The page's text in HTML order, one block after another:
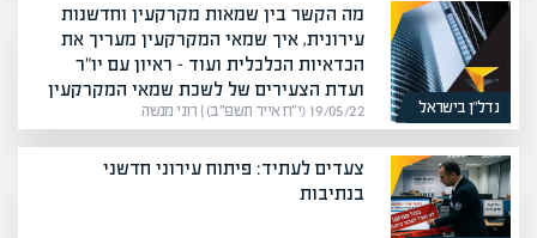
נדל”ן בישראל
מה הקשר בין שמאות מקרקעין וחדשנות
עירונית, איך שמאי המקרקעין מעריך את
הכדאיות הכלכלית ועוד – ראיון עם יו"ר
ועדת הצעירים של לשכת שמאי המקרקעין
19/05/22 (י״ח אייר תשפ״ב) | רוני מנשה
צעדים לעתיד: פיתוח עירוני חדשני
בנתיבות